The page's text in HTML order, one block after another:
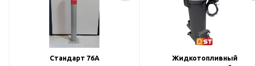
Стандарт 76А
Жидкотопливный